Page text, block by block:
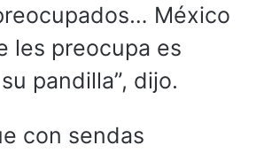
México
les preocupa es
pandilla”, dijo.
con sendas